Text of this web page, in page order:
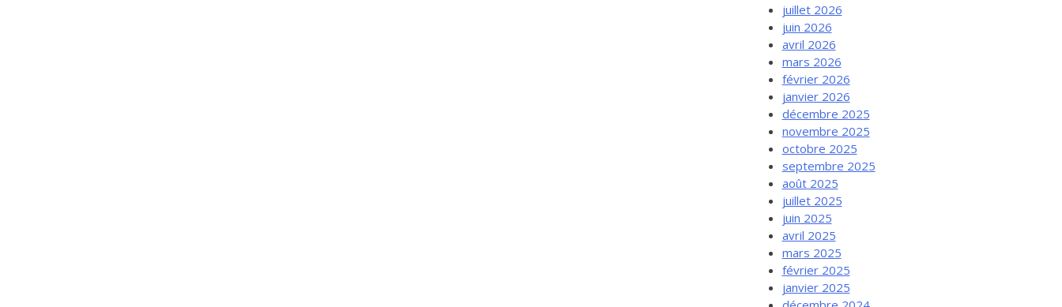
juillet 2026
juin 2026
avril 2026
mars 2026
février 2026
janvier 2026
décembre 2025
novembre 2025
octobre 2025
septembre 2025
août 2025
juillet 2025
juin 2025
avril 2025
mars 2025
février 2025
janvier 2025